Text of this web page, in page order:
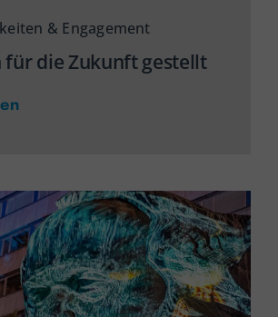
& Engagement
für die Zukunft gestellt